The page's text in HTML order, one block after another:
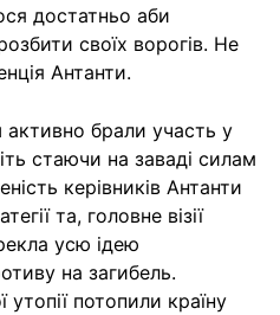
достатньо аби
своїх ворогів. Не
Антанти.
брали участь у
стаючи на заваді силам
керівників Антанти
та, головне візії
усю ідею
на загибель.
потопили країну